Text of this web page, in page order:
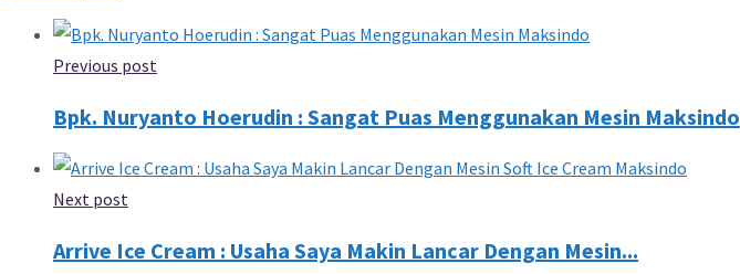
Previous post
Bpk. Nuryanto Hoerudin : Sangat Puas Menggunakan Mesin Maksindo
Next post
Arrive Ice Cream : Usaha Saya Makin Lancar Dengan Mesin...